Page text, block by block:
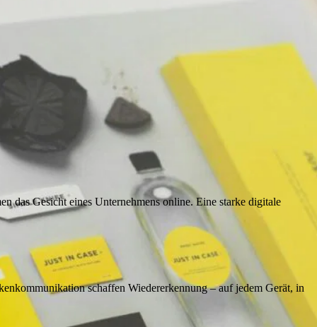
das Gesicht eines Unternehmens online. Eine starke digitale
schaffen Wiedererkennung – auf jedem Gerät, in